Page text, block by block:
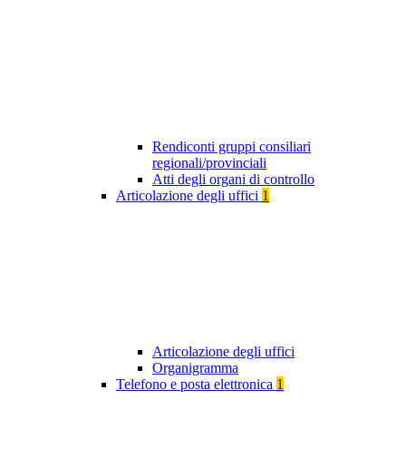
Rendiconti gruppi consiliari
regionali/provinciali
Atti degli organi di controllo
Articolazione degli uffici 1
Articolazione degli uffici
Organigramma
Telefono e posta elettronica 1